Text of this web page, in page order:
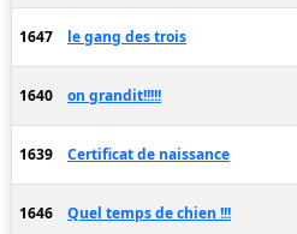
1647 le gang des trois
1640 on grandit!!!!!
1639 Certificat de naissance
1646 Quel temps de chien !!!